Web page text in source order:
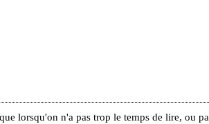
lorsqu'on n'a pas trop le temps de lire, ou pa